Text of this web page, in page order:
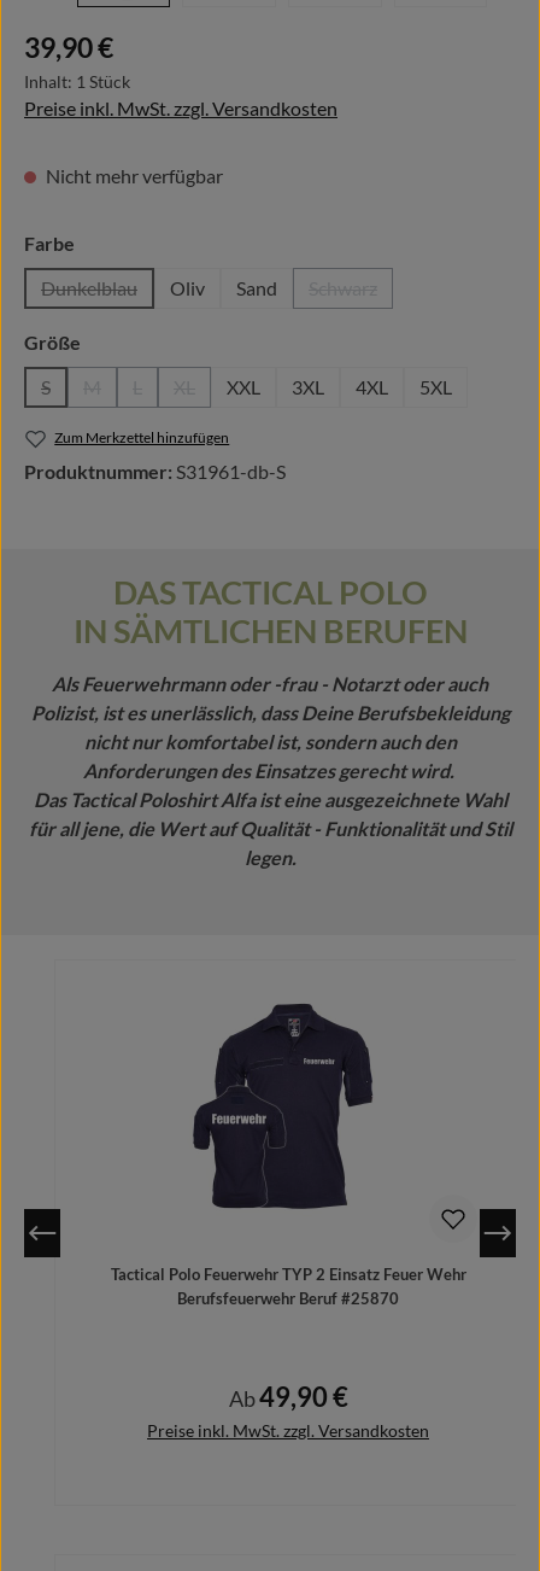
Regulärer Preis:
39,90 €
Inhalt: 1 Stück
Preise inkl. MwSt. zzgl. Versandkosten
Nicht mehr verfügbar
Farbe
Dunkelblau
(Diese Option ist zurzeit nicht verfügbar.)
Oliv Sand
Größe
S
(Diese Option ist zurzeit nicht verfügbar.)
(Diese Option ist zurzeit nicht verfügbar.)
(Diese Option ist zurzeit nicht verfügbar.)
(Diese Option ist zurzeit nicht verfügbar.)
XXL 3XL 4XL 5XL
Zum Merkzettel hinzufügen
Produktnummer: S31961-db-S
DAS TACTICAL POLO
IN SÄMTLICHEN BERUFEN
Als Feuerwehrmann oder -frau - Notarzt oder auch
Polizist, ist es unerlässlich, dass Deine Berufsbekleidung
nicht nur komfortabel ist, sondern auch den
Anforderungen des Einsatzes gerecht wird.
Das Tactical Poloshirt Alfa ist eine ausgezeichnete Wahl
für all jene, die Wert auf Qualität - Funktionalität und Stil
legen.
Tactical Polo Feuerwehr TYP 2 Einsatz Feuer Wehr
Berufsfeuerwehr Beruf #25870
Regulärer Preis:
Ab49,90 €
Preise inkl. MwSt. zzgl. Versandkosten